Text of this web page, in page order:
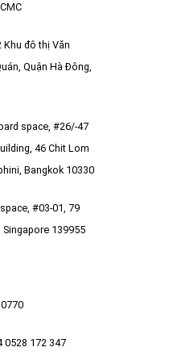
đô thị Văn
Quận Hà Đông,
space, #26/-47
46 Chit Lom
Bangkok 10330
#03-01, 79
Singapore 139955
0528 172 347